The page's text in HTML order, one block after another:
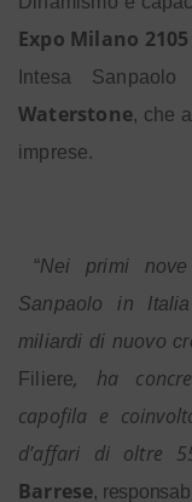
Expo Milano 2105
Intesa
Waterstone, che
imprese.
“Nei primi
Sanpaolo in
miliardi di nuovo
Filiere, ha
capofila e
d’affari di oltre
Barrese,